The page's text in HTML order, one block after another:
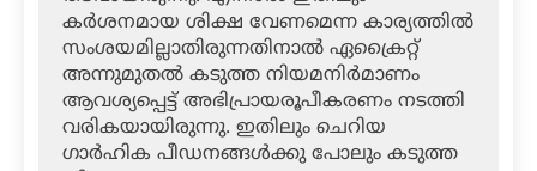
കര്‍ശനമായ ശിക്ഷ വേണമെന്ന കാര്യത്തില്‍
സംശയമില്ലാതിരുന്നതിനാല്‍ ഏക്രൈറ്റ്
അന്നുമുതല്‍ കടുത്ത നിയമനിര്‍മാണം
ആവശ്യപ്പെട്ട് അഭിപ്രായരൂപീകരണം നടത്തി
വരികയായിരുന്നു. ഇതിലും ചെറിയ
ഗാര്‍ഹിക പീഡനങ്ങള്‍ക്കു പോലും കടുത്ത